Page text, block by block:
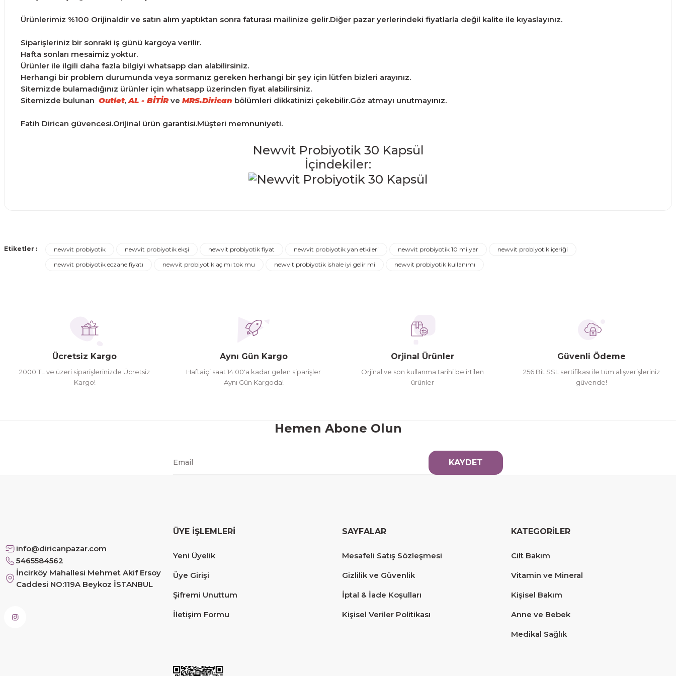
Ürünlerimiz %100 Orijinaldir ve satın alım yaptıktan sonra faturası mailinize gelir.Diğer pazar yerlerindeki fiyatlarla değil kalite ile kıyaslayınız.
Siparişleriniz bir sonraki iş günü kargoya verilir.
Hafta sonları mesaimiz yoktur.
Ürünler ile ilgili daha fazla bilgiyi whatsapp dan alabilirsiniz.
Herhangi bir problem durumunda veya sormanız gereken herhangi bir şey için lütfen bizleri arayınız.
Sitemizde bulamadığınız ürünler için whatsapp üzerinden fiyat alabilirsiniz.
Sitemizde bulunan Outlet,AL - BİTİRve MRS.Dirican bölümleri dikkatinizi çekebilir.Göz atmayı unutmayınız.
Fatih Dirican güvencesi.Orijinal ürün garantisi.Müşteri memnuniyeti.
Newvit Probiyotik 30 Kapsül
İçindekiler:
Yorum Yaz
Soru Sor
Ürün resmi kalitesiz, bozuk veya görüntülenemiyor.
Bu ürüne benzer farklı alternatifler olmalı.
Hamit Çakıcı | 15/04/2026
Hamit Çakıcı | 15/04/2026
Siteye üyelik gayet kolay, güvenli ödeme, hızlı gönderim.
Fahrettin Vural | 11/11/2025
sorunsuz elime ulaştı teşekkürler
Etiketler : newvit probiyotik newvit probiyotik ekşi newvit probiyotik fiyat newvit probiyotik yan etkileri newvit probiyotik 10 milyar
newvit probiyotik içeriği
newvit probiyotik eczane fiyatı
newvit probiyotik aç mı tok mu newvit probiyotik ishale iyi gelir mi newvit probiyotik kullanımı
Ücretsiz Kargo
2000 TL ve üzeri siparişlerinizde Ücretsiz
Kargo!
Aynı Gün Kargo
Haftaiçi saat 14:00'a kadar gelen siparişler
Aynı Gün Kargoda!
Orjinal Ürünler
Orjinal ve son kullanma tarihi belirtilen
ürünler
Güvenli Ödeme
256 Bit SSL sertifikası ile tüm alışverişleriniz
güvende!
Hemen Abone Olun
KAYDET
info@diricanpazar.com
5465584562
İncirköy Mahallesi Mehmet Akif Ersoy
Caddesi NO:119A Beykoz İSTANBUL
ÜYE İŞLEMLERİ
Yeni Üyelik
Üye Girişi
Şifremi Unuttum
İletişim Formu
SAYFALAR
Mesafeli Satış Sözleşmesi
Gizlilik ve Güvenlik
İptal & İade Koşulları
Kişisel Veriler Politikası
KATEGORİLER
Cilt Bakım
Vitamin ve Mineral
Kişisel Bakım
Anne ve Bebek
Medikal Sağlık